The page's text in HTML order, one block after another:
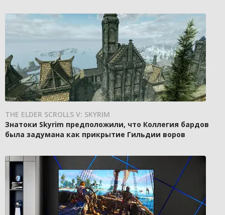
THE ELDER SCROLLS V: SKYRIM
Знатоки Skyrim предположили, что Коллегия бардов
была задумана как прикрытие Гильдии воров